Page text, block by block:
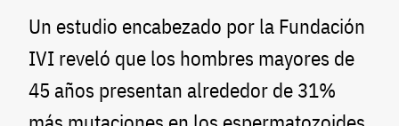
Un estudio encabezado por la Fundación
IVI reveló que los hombres mayores de
45 años presentan alrededor de 31%